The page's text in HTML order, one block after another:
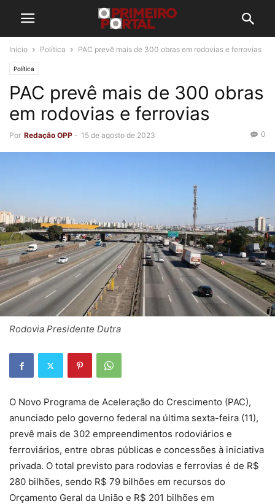
Início Política PAC prevê mais de 300 obras em rodovias e ferrovias
Política
PAC prevê mais de 300 obras
em rodovias e ferrovias
Por Redação OPP - 15 de agosto de 2023 0
Rodovia Presidente Dutra
O Novo Programa de Aceleração do Crescimento (PAC),
anunciado pelo governo federal na última sexta-feira (11),
prevê mais de 302 empreendimentos rodoviários e
ferroviários, entre obras públicas e concessões à iniciativa
privada. O total previsto para rodovias e ferrovias é de R$
280 bilhões, sendo R$ 79 bilhões em recursos do
Orçamento Geral da União e R$ 201 bilhões em